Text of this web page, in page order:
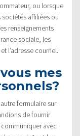
ou lorsque
affiliées ou
renseignements
sociale, les
l’adresse courriel.
mes
formulaire sur
de fournir
avec